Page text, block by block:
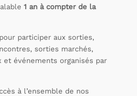
1 an à compter de la
participer aux sorties,
sorties marchés,
et événements organisés par
à l’ensemble de nos